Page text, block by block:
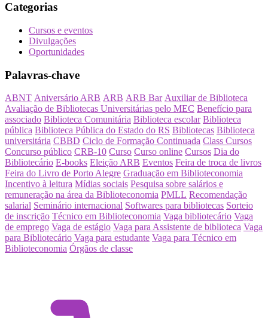
Categorias
Cursos e eventos
Divulgações
Oportunidades
Palavras-chave
ABNT Aniversário ARB ARB ARB Bar Auxiliar de Biblioteca
Avaliação de Bibliotecas Universitárias pelo MEC Benefício para
associado Biblioteca Comunitária Biblioteca escolar Biblioteca
pública Biblioteca Pública do Estado do RS Bibliotecas Biblioteca
universitária CBBD Ciclo de Formação Continuada Class Cursos
Concurso público CRB-10 Curso Curso online Cursos Dia do
Bibliotecário E-books Eleição ARB Eventos Feira de troca de livros
Feira do Livro de Porto Alegre Graduação em Biblioteconomia
Incentivo à leitura Mídias sociais Pesquisa sobre salários e
remuneração na área da Biblioteconomia PMLL Recomendação
salarial Seminário internacional Softwares para bibliotecas Sorteio
de inscrição Técnico em Biblioteconomia Vaga bibliotecário Vaga
de emprego Vaga de estágio Vaga para Assistente de biblioteca Vaga
para Bibliotecário Vaga para estudante Vaga para Técnico em
Biblioteconomia Órgãos de classe